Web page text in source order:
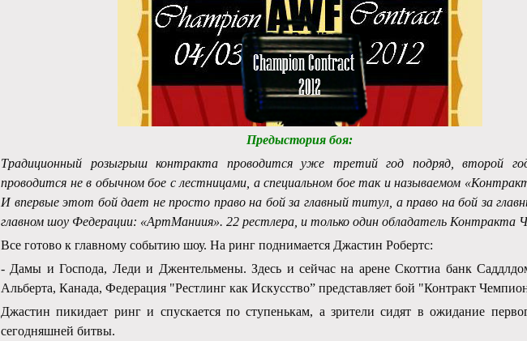
Предыстория боя:
Традиционный розыгрыш контракта проводится уже третий год подряд, второй
проводится не в обычном бое с лестницами, а специальном бое так и называемом
И впервые этот бой дает не просто право на бой за главный титул, а право на бой за
главном шоу Федерации: «АртМаниия». 22 рестлера, и только один обладатель Контракта
Все готово к главному событию шоу. На ринг поднимается Джастин Робертс:
- Дамы и Господа, Леди и Джентельмены. Здесь и сейчас на арене Скоттиа банк
Альберта, Канада, Федерация "Рестлинг как Искусство” представляет бой "Контракт
Джастин пикидает ринг и спускается по ступенькам, а зрители сидят в ожидание
сегодняшней битвы.